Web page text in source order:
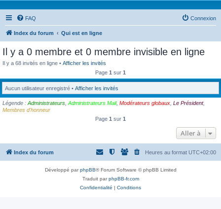
FAQ Connexion
Index du forum Qui est en ligne
Il y a 0 membre et 0 membre invisible en ligne
Il y a 68 invités en ligne • Afficher les invités
Page 1 sur 1
Aucun utilisateur enregistré • Afficher les invités
Légende : Administrateurs Administrateurs Mail, Modérateurs globaux Le Président,
Membres d'honneur
Page 1 sur 1
Aller à
Index du forum Heures au format UTC+02:00
Développé parphpBB® Forum Software © phpBB Limited
Traduit parphpBB-fr.com
Confidentialité | Conditions